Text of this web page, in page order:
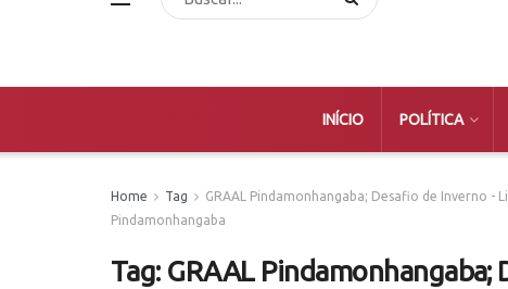
INÍCIO POLÍTICA
Home Tag
GRAAL Pindamonhangaba; Desafio de Inverno -
Pindamonhangaba
Tag: GRAAL